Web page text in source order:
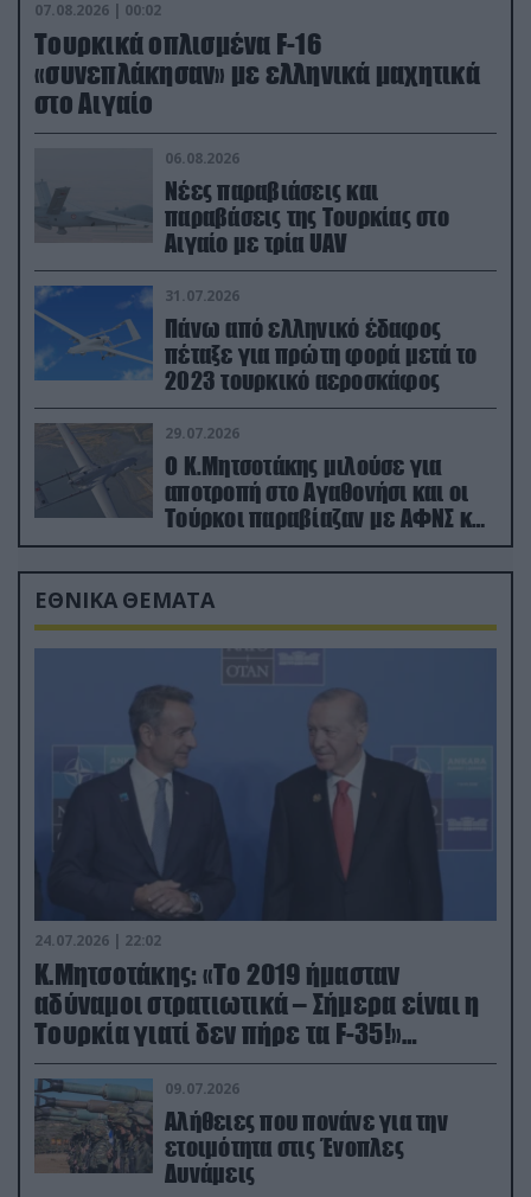
07.08.2026 | 00:02
Τουρκικά οπλισμένα F-16
«συνεπλάκησαν» με ελληνικά μαχητικά
στο Αιγαίο
06.08.2026
Νέες παραβιάσεις και
παραβάσεις της Τουρκίας στο
Αιγαίο με τρία UAV
31.07.2026
Πάνω από ελληνικό έδαφος
πέταξε για πρώτη φορά μετά το
2023 τουρκικό αεροσκάφος
29.07.2026
Ο Κ.Μητσοτάκης μιλούσε για
αποτροπή στο Αγαθονήσι και οι
Τούρκοι παραβίαζαν με ΑΦΝΣ και
drone
ΕΘΝΙΚΑ ΘΕΜΑΤΑ
24.07.2026 | 22:02
Κ.Μητσοτάκης: «Το 2019 ήμασταν
αδύναμοι στρατιωτικά – Σήμερα είναι η
Τουρκία γιατί δεν πήρε τα F-35!»
(βίντεο)
09.07.2026
Αλήθειες που πονάνε για την
ετοιμότητα στις Ένοπλες
Δυνάμεις